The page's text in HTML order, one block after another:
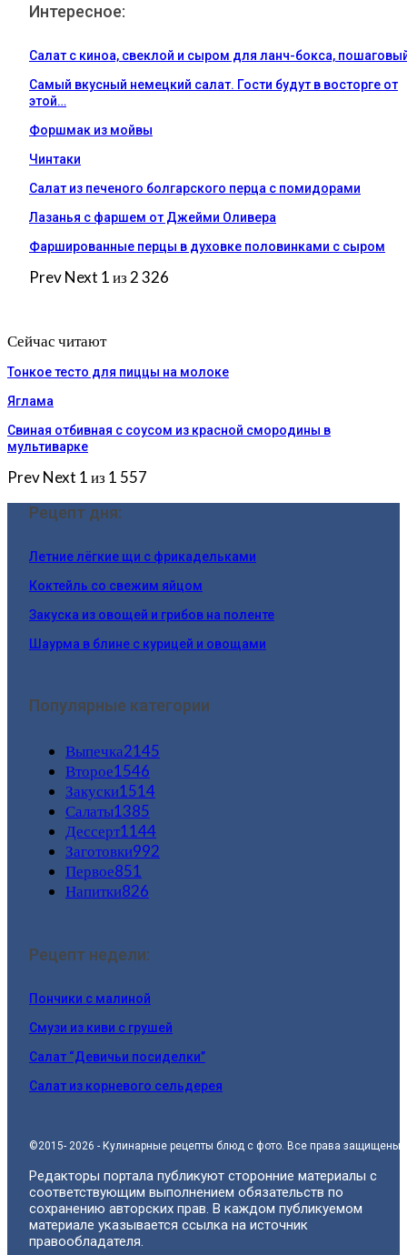
Интересное:
Салат с киноа, свеклой и сыром для ланч-бокса,
Самый вкусный немецкий салат. Гости будут в восторге от
этой…
Форшмак из мойвы
Чинтаки
Салат из печеного болгарского перца с помидорами
Лазанья с фаршем от Джейми Оливера
Фаршированные перцы в духовке половинками с сыром
PrevNext 1 из 2 326
Сейчас читают
Тонкое тесто для пиццы на молоке
Яглама
Свиная отбивная с соусом из красной смородины в
мультиварке
PrevNext 1 из 1 557
Рецепт дня:
Летние лёгкие щи с фрикадельками
Коктейль со свежим яйцом
Закуска из овощей и грибов на поленте
Шаурма в блине с курицей и овощами
Популярные категории
Выпечка2145
Второе1546
Закуски1514
Салаты1385
Дессерт1144
Заготовки992
Первое851
Напитки826
Рецепт недели:
Пончики с малиной
Смузи из киви с грушей
Салат “Девичьи посиделки”
Салат из корневого сельдерея
©2015- 2026 - Кулинарные рецепты блюд с фото. Все права защищены.
Редакторы портала публикуют сторонние материалы с
соответствующим выполнением обязательств по
сохранению авторских прав. В каждом публикуемом
материале указывается ссылка на источник
правообладателя.